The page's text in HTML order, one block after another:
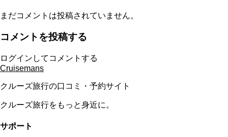
まだコメントは投稿されていません。
コメントを投稿する
ログインしてコメントする
Cruisemans
クルーズ旅行の口コミ・予約サイト
クルーズ旅行をもっと身近に。
サポート